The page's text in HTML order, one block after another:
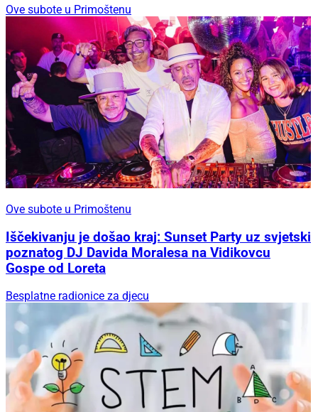
Ove subote u Primoštenu
Ove subote u Primoštenu
Iščekivanju je došao kraj: Sunset Party uz svjetski
poznatog DJ Davida Moralesa na Vidikovcu
Gospe od Loreta
Besplatne radionice za djecu